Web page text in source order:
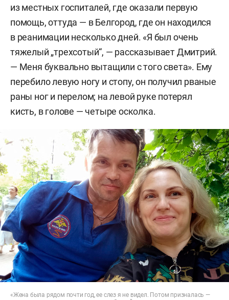
из местных госпиталей, где оказали первую
помощь, оттуда — в Белгород, где он находился
в реанимации несколько дней. «Я был очень
тяжелый „трехсотый“, — рассказывает Дмитрий.
— Меня буквально вытащили с того света». Ему
перебило левую ногу и стопу, он получил рваные
раны ног и перелом; на левой руке потерял
кисть, в голове — четыре осколка.
«Жена была рядом почти год, ее слез я не видел. Потом призналась —